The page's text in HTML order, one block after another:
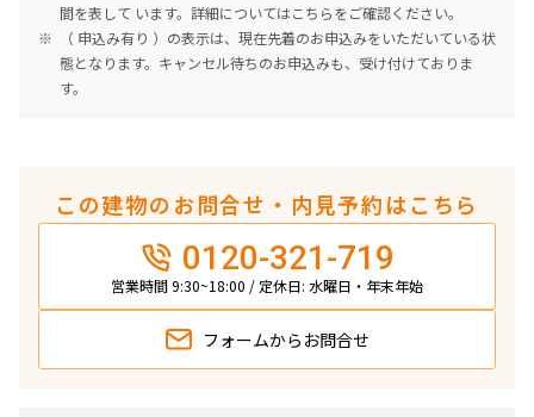
間を表して います。詳細についてはこちらをご確認ください。
（ 申込み有り ）の表示は、現在先着のお申込みをいただいている状
態となります。キャンセル待ちのお申込みも、受け付けておりま
す。
この建物のお問合せ・内見予約はこちら
0120-321-719
営業時間 9:30~18:00 / 定休日: 水曜日・年末年始
フォームから お問合せ